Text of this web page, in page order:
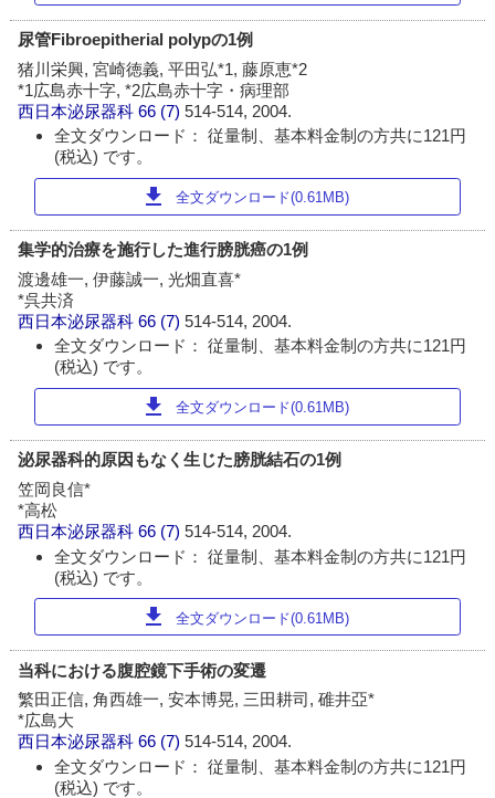
尿管Fibroepitherial polypの1例
猪川栄興, 宮崎徳義, 平田弘*1, 藤原恵*2
*1広島赤十字, *2広島赤十字・病理部
西日本泌尿器科 66 (7)514-514, 2004.
全文ダウンロード： 従量制、基本料金制の方共に121円
(税込) です。
download 全文ダウンロード(0.61MB)
集学的治療を施行した進行膀胱癌の1例
渡邊雄一, 伊藤誠一, 光畑直喜*
*呉共済
西日本泌尿器科 66 (7)514-514, 2004.
全文ダウンロード： 従量制、基本料金制の方共に121円
(税込) です。
download 全文ダウンロード(0.61MB)
泌尿器科的原因もなく生じた膀胱結石の1例
笠岡良信*
*高松
西日本泌尿器科 66 (7)514-514, 2004.
全文ダウンロード： 従量制、基本料金制の方共に121円
(税込) です。
download 全文ダウンロード(0.61MB)
当科における腹腔鏡下手術の変遷
繁田正信, 角西雄一, 安本博晃, 三田耕司, 碓井亞*
*広島大
西日本泌尿器科 66 (7)514-514, 2004.
全文ダウンロード： 従量制、基本料金制の方共に121円
(税込) です。